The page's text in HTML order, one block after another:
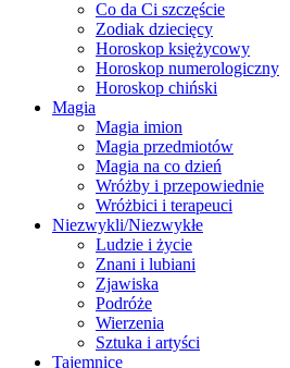
Co da Ci szczęście
Zodiak dziecięcy
Horoskop księżycowy
Horoskop numerologiczny
Horoskop chiński
Magia
Magia imion
Magia przedmiotów
Magia na co dzień
Wróżby i przepowiednie
Wróżbici i terapeuci
Niezwykli/Niezwykłe
Ludzie i życie
Znani i lubiani
Zjawiska
Podróże
Wierzenia
Sztuka i artyści
Tajemnice